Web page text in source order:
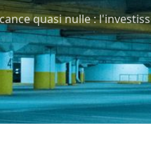
quasi nulle :